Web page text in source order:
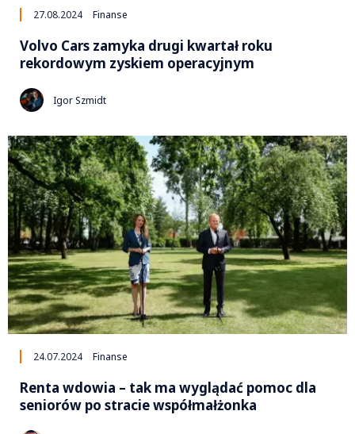
27.08.2024 Finanse
Volvo Cars zamyka drugi kwartał roku
rekordowym zyskiem operacyjnym
Igor Szmidt
24.07.2024 Finanse
Renta wdowia – tak ma wyglądać pomoc dla
seniorów po stracie współmałżonka